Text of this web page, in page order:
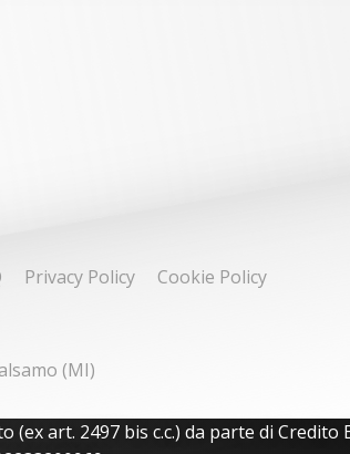
Privacy Policy Cookie Policy
(MI)
art. 2497 bis c.c.) da parte di Credito